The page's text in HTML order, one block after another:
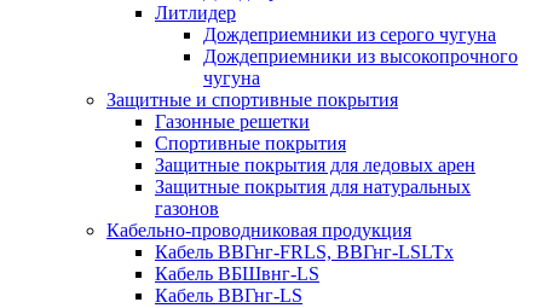
Литлидер
Дождеприемники из серого чугуна
Дождеприемники из высокопрочного
чугуна
Защитные и спортивные покрытия
Газонные решетки
Спортивные покрытия
Защитные покрытия для ледовых арен
Защитные покрытия для натуральных
газонов
Кабельно-проводниковая продукция
Кабель ВВГнг-FRLS, ВВГнг-LSLTx
Кабель ВБШвнг-LS
Кабель ВВГнг-LS